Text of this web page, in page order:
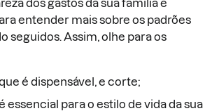
dos gastos da sua família é
entender mais sobre os padrões
seguidos. Assim, olhe para os
é dispensável, e corte;
essencial para o estilo de vida da sua